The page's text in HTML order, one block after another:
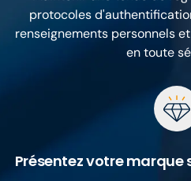
protocoles
renseignements personnels
en toute
Présentez votre marque